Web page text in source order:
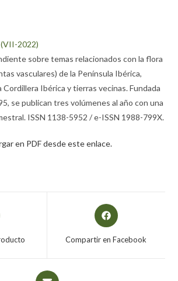
(VII-2022)
sobre temas relacionados con la flora
vasculares) de la Península Ibérica,
Ibérica y tierras vecinas. Fundada
se publican tres volúmenes al año con una
ISSN 1138-5952 / e-ISSN 1988-799X.
en PDF desde este enlace.
Compartir en Facebook